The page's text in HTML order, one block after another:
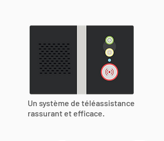
Un système de téléassistance
rassurant et efficace.